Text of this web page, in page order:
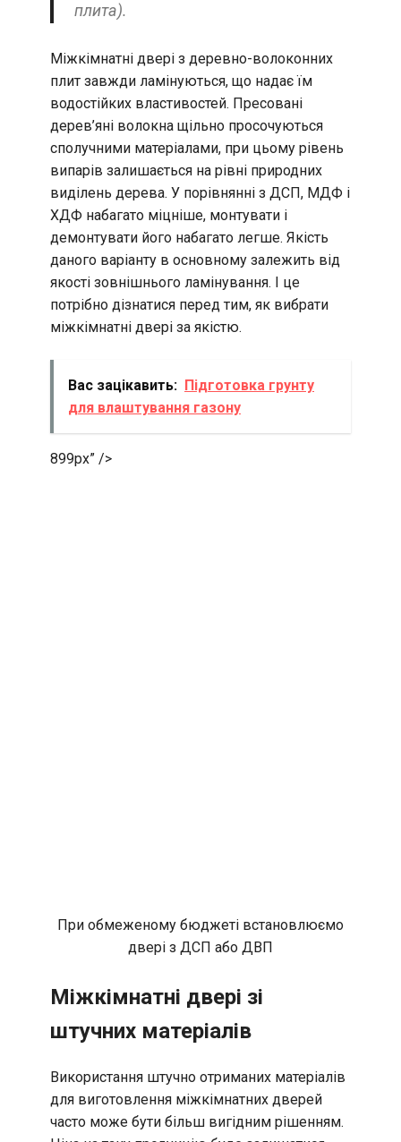
плита).
Міжкімнатні двері з деревно-волоконних
плит завжди ламінуються, що надає їм
водостійких властивостей. Пресовані
дерев’яні волокна щільно просочуються
сполучними матеріалами, при цьому рівень
випарів залишається на рівні природних
виділень дерева. У порівнянні з ДСП, МДФ і
ХДФ набагато міцніше, монтувати і
демонтувати його набагато легше. Якість
даного варіанту в основному залежить від
якості зовнішнього ламінування. І це
потрібно дізнатися перед тим, як вибрати
міжкімнатні двері за якістю.
Вас зацікавить: Підготовка грунту
для влаштування газону
899px” />
При обмеженому бюджеті встановлюємо
двері з ДСП або ДВП
Міжкімнатні двері зі
штучних матеріалів
Використання штучно отриманих матеріалів
для виготовлення міжкімнатних дверей
часто може бути більш вигідним рішенням.